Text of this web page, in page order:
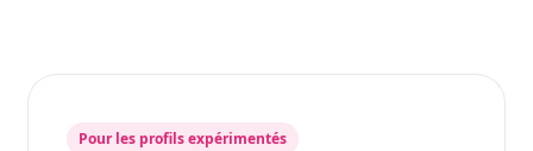
Pour les profils expérimentés